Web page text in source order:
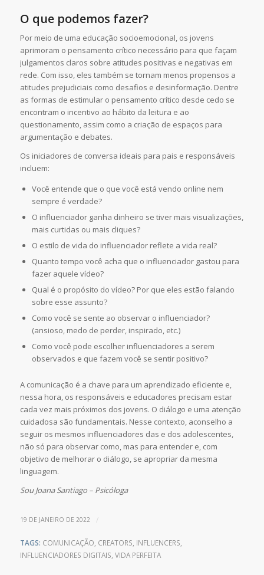
O que podemos fazer?
Por meio de uma educação socioemocional, os jovens
aprimoram o pensamento crítico necessário para que façam
julgamentos claros sobre atitudes positivas e negativas em
rede. Com isso, eles também se tornam menos propensos a
atitudes prejudiciais como desafios e desinformação. Dentre
as formas de estimular o pensamento crítico desde cedo se
encontram o incentivo ao hábito da leitura e ao
questionamento, assim como a criação de espaços para
argumentação e debates.
Os iniciadores de conversa ideais para pais e responsáveis ​​
incluem:
Você entende que o que você está vendo online nem
sempre é verdade?
O influenciador ganha dinheiro se tiver mais visualizações,
mais curtidas ou mais cliques?
O estilo de vida do influenciador reflete a vida real?
Quanto tempo você acha que o influenciador gastou para
fazer aquele vídeo?
Qual é o propósito do vídeo? Por que eles estão falando
sobre esse assunto?
Como você se sente ao observar o influenciador?
(ansioso, medo de perder, inspirado, etc.)
Como você pode escolher influenciadores a serem
observados e que fazem você se sentir positivo?
A comunicação é a chave para um aprendizado eficiente e,
nessa hora, os responsáveis e educadores precisam estar
cada vez mais próximos dos jovens. O diálogo e uma atenção
cuidadosa são fundamentais. Nesse contexto, aconselho a
seguir os mesmos influenciadores das e dos adolescentes,
não só para observar como, mas para entender e, com
objetivo de melhorar o diálogo, se apropriar da mesma
linguagem.
Sou Joana Santiago – Psicóloga
19 DE JANEIRO DE 2022 /
TAGS: COMUNICAÇÃO CREATORS INFLUENCERS
INFLUENCIADORES DIGITAIS VIDA PERFEITA